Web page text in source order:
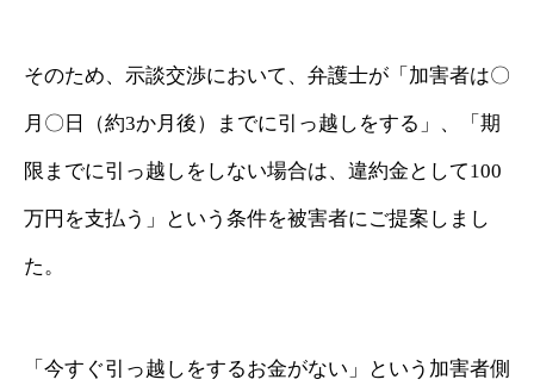
そのため、示談交渉において、弁護士が「加害者は〇
月〇日（約3か月後）までに引っ越しをする」、「期
限までに引っ越しをしない場合は、違約金として100
万円を支払う」という条件を被害者にご提案しまし
た。
「今すぐ引っ越しをするお金がない」という加害者側